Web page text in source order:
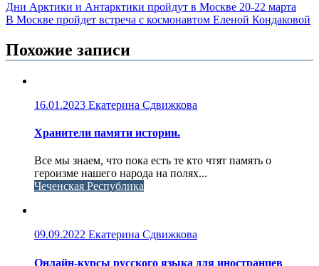
Дни Арктики и Антарктики пройдут в Москве 20-22 марта
В Москве пройдет встреча с космонавтом Еленой Кондаковой
Похожие записи
16.01.2023 Екатерина Сдвижкова
Хранители памяти истории.
Все мы знаем, что пока есть те кто чтят память о
героизме нашего народа на полях...
Чеченская Республика
09.09.2022 Екатерина Сдвижкова
Онлайн-курсы русского языка для иностранцев